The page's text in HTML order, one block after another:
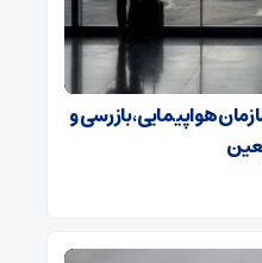
هواپیمایی، بازرسی و